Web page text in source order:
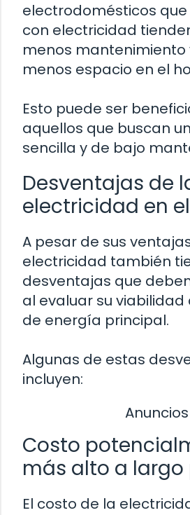
electrodomésticos
con electricidad
menos mantenimiento
menos espacio en el
Esto puede ser
aquellos que buscan
sencilla y de bajo
Desventajas de
electricidad en
A pesar de sus
electricidad también
desventajas que
al evaluar su
de energía principal.
Algunas de estas
incluyen:
Anuncios
Costo
más alto a largo
El costo de la